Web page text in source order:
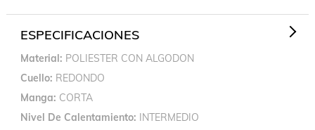
ESPECIFICACIONES
Material POLIESTER CON ALGODON
Cuello REDONDO
Manga CORTA
Nivel De Calentamiento INTERMEDIO